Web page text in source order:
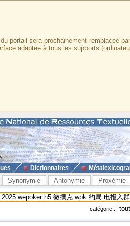
portail sera prochainement remplacée
adaptée à tous les supports
Dictionnaires
Synonymie Antonymie Proxémie
catégorie :